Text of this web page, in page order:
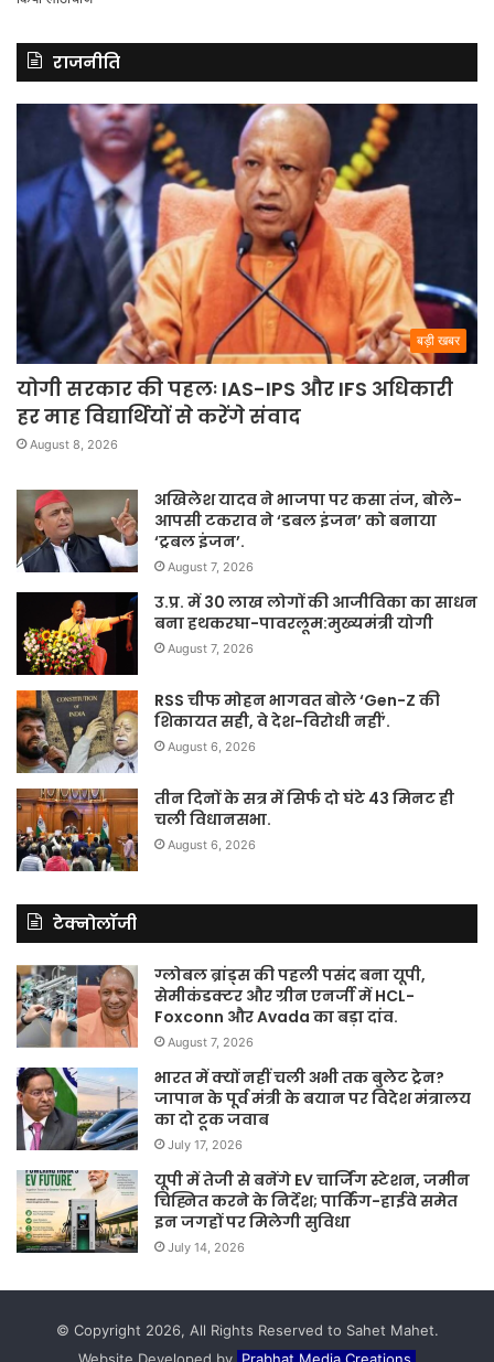
राजनीति
बड़ी खबर
योगी सरकार की पहलः IAS-IPS और IFS अधिकारी
हर माह विद्यार्थियों से करेंगे संवाद
August 8, 2026
अखिलेश यादव ने भाजपा पर कसा तंज, बोले-
आपसी टकराव ने ‘डबल इंजन’ को बनाया
‘ट्रबल इंजन’.
August 7, 2026
उ.प्र. में 30 लाख लोगों की आजीविका का साधन
बना हथकरघा-पावरलूम:मुख्यमंत्री योगी
August 7, 2026
RSS चीफ मोहन भागवत बोले ‘Gen-Z की
शिकायत सही, वे देश-विरोधी नहीं’.
August 6, 2026
तीन दिनों के सत्र में सिर्फ दो घंटे 43 मिनट ही
चली विधानसभा.
August 6, 2026
टेक्नोलॉजी
ग्लोबल ब्रांड्स की पहली पसंद बना यूपी,
सेमीकंडक्टर और ग्रीन एनर्जी में HCL-
Foxconn और Avada का बड़ा दांव.
August 7, 2026
भारत में क्यों नहीं चली अभी तक बुलेट ट्रेन?
जापान के पूर्व मंत्री के बयान पर विदेश मंत्रालय
का दो टूक जवाब
July 17, 2026
यूपी में तेजी से बनेंगे EV चार्जिंग स्टेशन, जमीन
चिह्नित करने के निर्देश; पार्किंग-हाईवे समेत
इन जगहों पर मिलेगी सुविधा
July 14, 2026
© Copyright 2026, All Rights Reserved to Sahet Mahet.